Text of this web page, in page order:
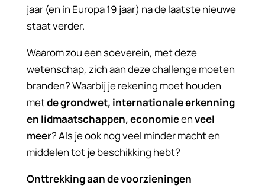
jaar (en in Europa 19 jaar) na de laatste nieuwe
staat verder.
Waarom zou een soeverein, met deze
wetenschap, zich aan deze challenge moeten
branden? Waarbij je rekening moet houden
metde grondwet, internationale erkenning
en lidmaatschappen, economieenveel
meer? Als je ook nog veel minder macht en
middelen tot je beschikking hebt?
Onttrekking aan de voorzieningen